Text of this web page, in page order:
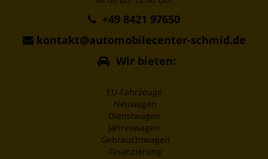
+49 8421 97650
kontakt@automobilecenter-schmid.de
Wir bieten:
EU-Fahrzeuge
Neuwagen
Dienstwagen
Jahreswagen
Gebrauchtwagen
Finanzierung